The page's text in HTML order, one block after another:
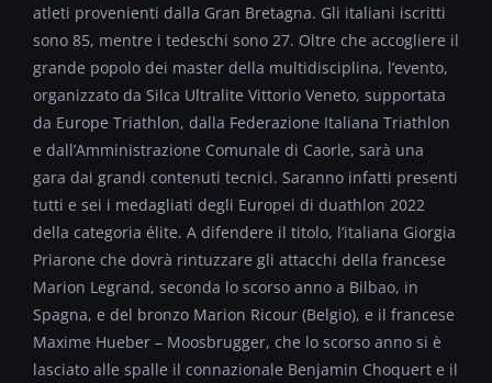
atleti provenienti dalla Gran Bretagna. Gli italiani iscritti
sono 85, mentre i tedeschi sono 27. Oltre che accogliere il
grande popolo dei master della multidisciplina, l’evento,
organizzato da Silca Ultralite Vittorio Veneto, supportata
da Europe Triathlon, dalla Federazione Italiana Triathlon
e dall’Amministrazione Comunale di Caorle, sarà una
gara dai grandi contenuti tecnici. Saranno infatti presenti
tutti e sei i medagliati degli Europei di duathlon 2022
della categoria élite. A difendere il titolo, l’italiana Giorgia
Priarone che dovrà rintuzzare gli attacchi della francese
Marion Legrand, seconda lo scorso anno a Bilbao, in
Spagna, e del bronzo Marion Ricour (Belgio), e il francese
Maxime Hueber – Moosbrugger, che lo scorso anno si è
lasciato alle spalle il connazionale Benjamin Choquert e il